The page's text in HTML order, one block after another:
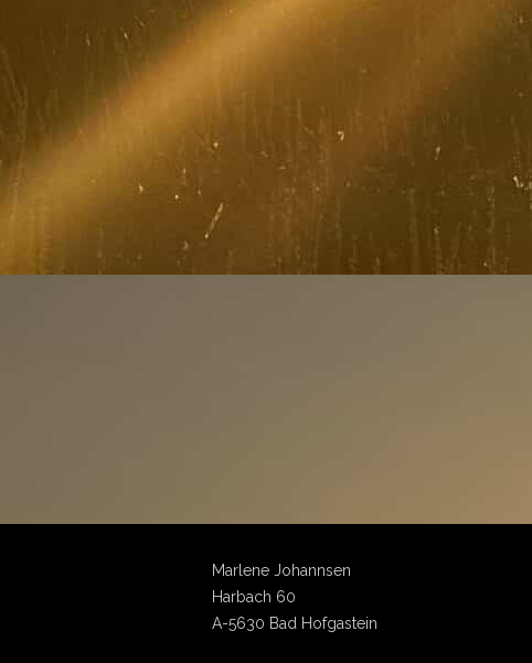
Marlene Johannsen
Harbach 60
A-5630 Bad Hofgastein